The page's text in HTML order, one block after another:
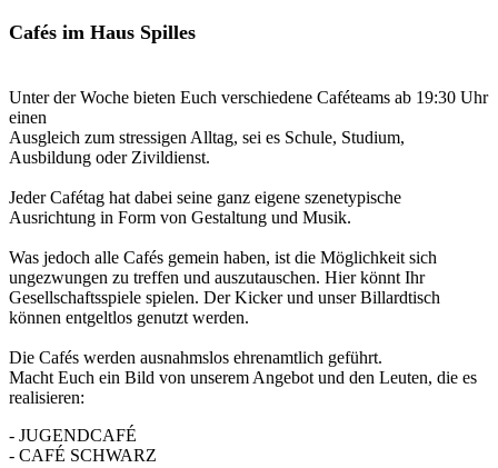
Cafés im Haus Spilles
Unter der Woche bieten Euch verschiedene Caféteams ab 19:30 Uhr
einen
Ausgleich zum stressigen Alltag, sei es Schule, Studium,
Ausbildung oder Zivildienst.
Jeder Cafétag hat dabei seine ganz eigene szenetypische
Ausrichtung in Form von Gestaltung und Musik.
Was jedoch alle Cafés gemein haben, ist die Möglichkeit sich
ungezwungen zu treffen und auszutauschen. Hier könnt Ihr
Gesellschaftsspiele spielen. Der Kicker und unser Billardtisch
können entgeltlos genutzt werden.
Die Cafés werden ausnahmslos ehrenamtlich geführt.
Macht Euch ein Bild von unserem Angebot und den Leuten, die es
realisieren:
- JUGENDCAFÉ
- CAFÉ SCHWARZ